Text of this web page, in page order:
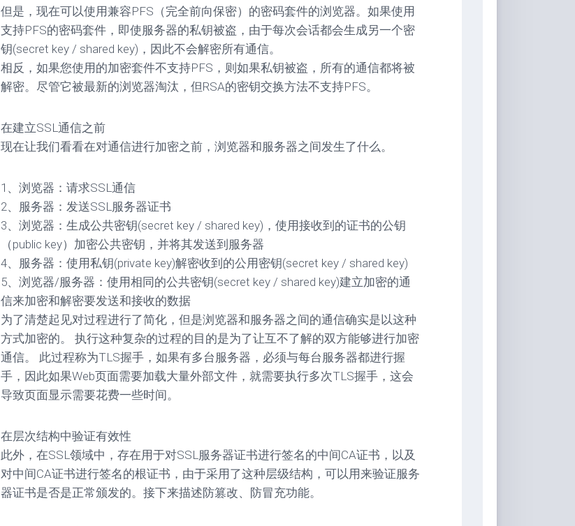
但是，现在可以使用兼容PFS（完全前向保密）的密码套件的浏览器。如果使用
支持PFS的密码套件，即使服务器的私钥被盗，由于每次会话都会生成另一个密
钥(secret key / shared key)，因此不会解密所有通信。
相反，如果您使用的加密套件不支持PFS，则如果私钥被盗，所有的通信都将被
解密。尽管它被最新的浏览器淘汰，但RSA的密钥交换方法不支持PFS。
在建立SSL通信之前
现在让我们看看在对通信进行加密之前，浏览器和服务器之间发生了什么。
1、浏览器：请求SSL通信
2、服务器：发送SSL服务器证书
3、浏览器：生成公共密钥(secret key / shared key)，使用接收到的证书的公钥
（public key）加密公共密钥，并将其发送到服务器
4、服务器：使用私钥(private key)解密收到的公用密钥(secret key / shared key)
5、浏览器/服务器：使用相同的公共密钥(secret key / shared key)建立加密的通
信来加密和解密要发送和接收的数据
为了清楚起见对过程进行了简化，但是浏览器和服务器之间的通信确实是以这种
方式加密的。 执行这种复杂的过程的目的是为了让互不了解的双方能够进行加密
通信。 此过程称为TLS握手，如果有多台服务器，必须与每台服务器都进行握
手，因此如果Web页面需要加载大量外部文件，就需要执行多次TLS握手，这会
导致页面显示需要花费一些时间。
在层次结构中验证有效性
此外，在SSL领域中，存在用于对SSL服务器证书进行签名的中间CA证书，以及
对中间CA证书进行签名的根证书，由于采用了这种层级结构，可以用来验证服务
器证书是否是正常颁发的。接下来描述防篡改、防冒充功能。